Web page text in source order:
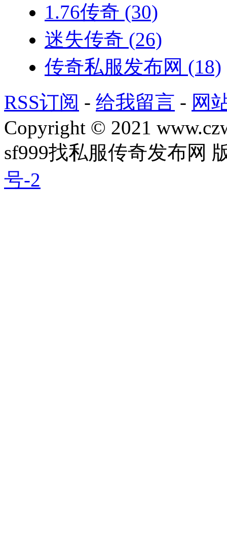
1.76传奇 (30)
迷失传奇 (26)
传奇私服发布网 (18)
RSS订阅 - 给我留言 - 网
Copyright © 2021
sf999找私服传奇发布网
号-2